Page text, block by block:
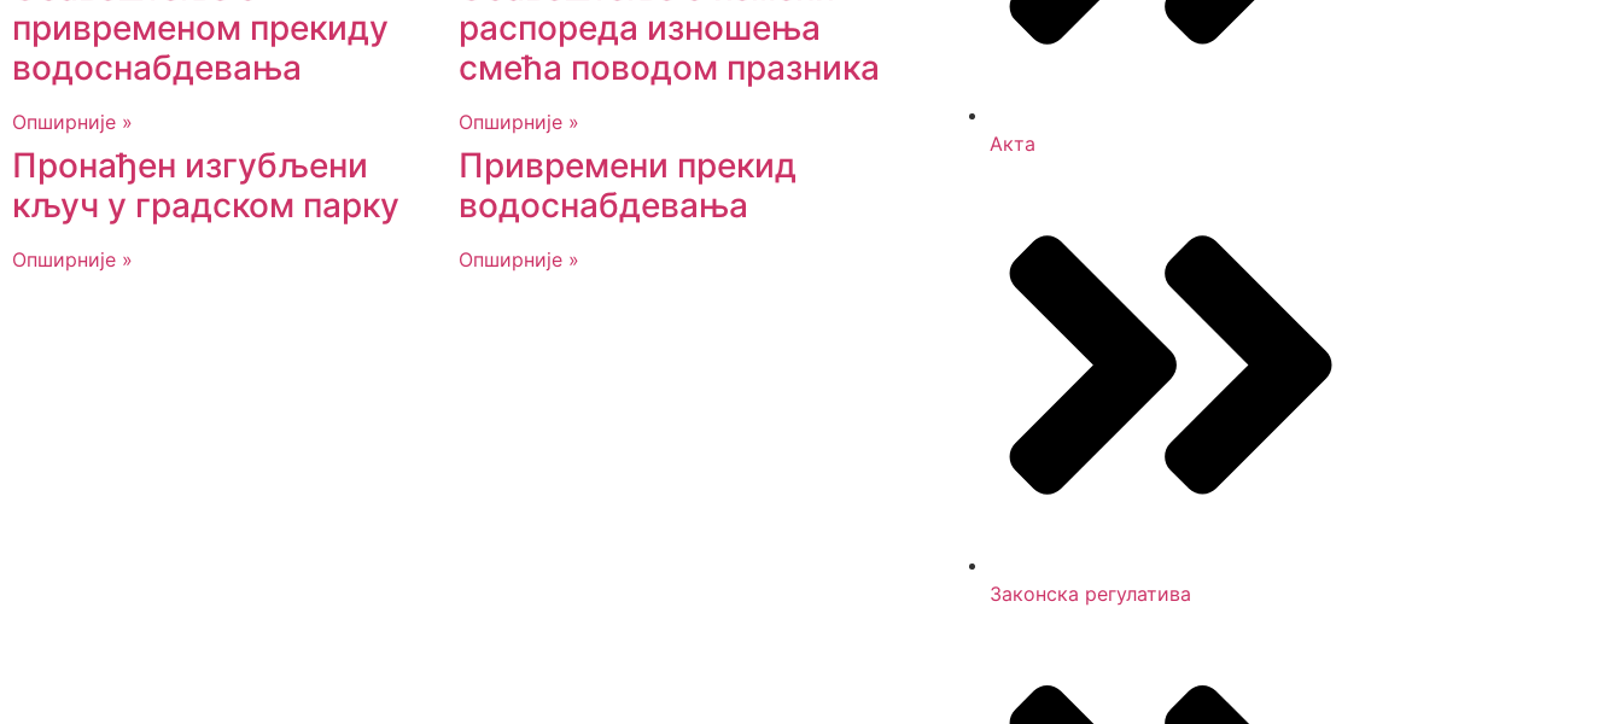
привременом прекиду
водоснабдевања
Опширније »
распореда изношења
смећа поводом празника
Опширније »
Пронађен изгубљени
кључ у градском парку
Опширније »
Привремени прекид
водоснабдевања
Опширније »
Акта
Законска регулатива